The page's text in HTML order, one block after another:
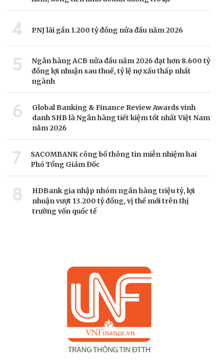
4 PNJ lãi gần 1.200 tỷ đồng nửa đầu năm 2026
5
Ngân hàng ACB nửa đầu năm 2026 đạt hơn 8.600 tỷ
đồng lợi nhuận sau thuế, tỷ lệ nợ xấu thấp nhất
ngành
6
Global Banking & Finance Review Awards vinh
danh SHB là Ngân hàng tiết kiệm tốt nhất Việt Nam
năm 2026
7
SACOMBANK công bố thông tin miễn nhiệm hai
Phó Tổng Giám Đốc
8
HDBank gia nhập nhóm ngân hàng triệu tỷ, lợi
nhuận vượt 13.200 tỷ đồng, vị thế mới trên thị
trường vốn quốc tế